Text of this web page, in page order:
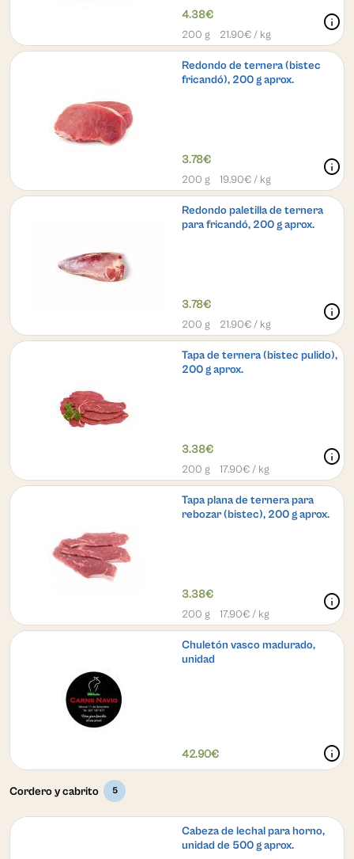
4.38€
200 g 21.90€ / kg
info
Redondo de ternera (bistec
fricandó), 200 g aprox.
3.78€
200 g 19.90€ / kg
info
Redondo paletilla de ternera
para fricandó, 200 g aprox.
3.78€
200 g 21.90€ / kg
info
Tapa de ternera (bistec pulido),
200 g aprox.
3.38€
200 g 17.90€ / kg
info
Tapa plana de ternera para
rebozar (bistec), 200 g aprox.
3.38€
200 g 17.90€ / kg
info
Chuletón vasco madurado,
unidad
42.90€ info
Cordero y cabrito 5
Cabeza de lechal para horno,
unidad de 500 g aprox.